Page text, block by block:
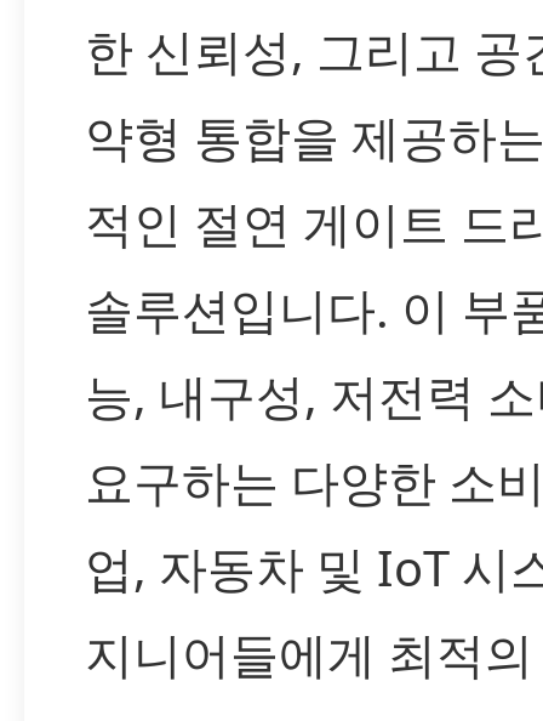
한 신뢰성, 그리고 공
약형 통합을 제공하
적인 절연 게이트 드
솔루션입니다. 이 부
능, 내구성, 저전력
요구하는 다양한 소
업, 자동차 및 IoT 시
지니어들에게 최적